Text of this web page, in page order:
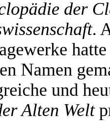
der
.
Namen
und
Alten Welt